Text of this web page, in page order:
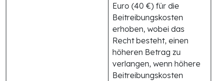
Euro (40 €) für die
Beitreibungskosten
erhoben, wobei das
Recht besteht, einen
höheren Betrag zu
verlangen, wenn höhere
Beitreibungskosten